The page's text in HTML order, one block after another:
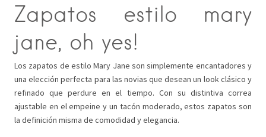
Zapatos estilo mary
jane, oh yes!
Los zapatos de estilo Mary Jane son simplemente encantadores y
una elección perfecta para las novias que desean un look clásico y
refinado que perdure en el tiempo. Con su distintiva correa
ajustable en el empeine y un tacón moderado, estos zapatos son
la definición misma de comodidad y elegancia.